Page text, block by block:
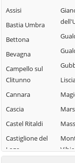
Assisi
Bastia Umbra
Bettona
Bevagna
Campello sul
Clitunno
Cannara
Cascia
Castel Ritaldi
Castiglione del
Lago
Vibio